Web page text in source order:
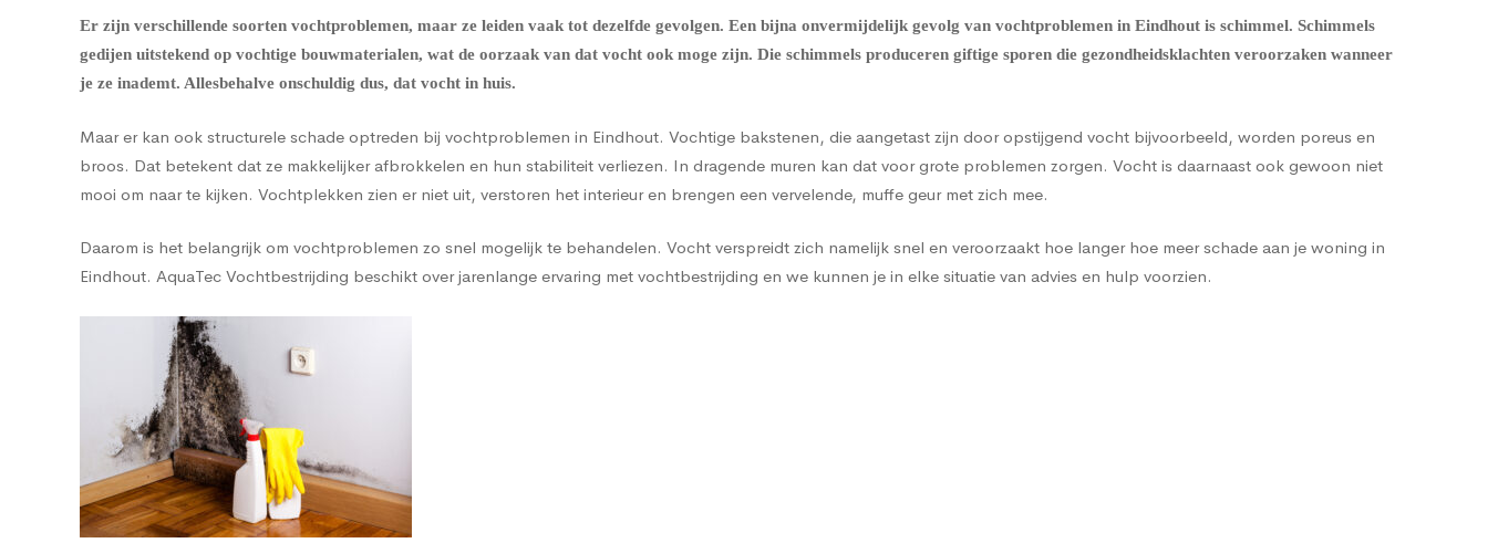
Er zijn verschillende soorten vochtproblemen, maar ze leiden vaak tot dezelfde gevolgen. Een bijna onvermijdelijk gevolg van vochtproblemen in Eindhout is schimmel. Schimmels
gedijen uitstekend op vochtige bouwmaterialen, wat de oorzaak van dat vocht ook moge zijn. Die schimmels produceren giftige sporen die gezondheidsklachten veroorzaken wanneer
je ze inademt. Allesbehalve onschuldig dus, dat vocht in huis.
Maar er kan ook structurele schade optreden bij vochtproblemen in Eindhout. Vochtige bakstenen, die aangetast zijn door opstijgend vocht bijvoorbeeld, worden poreus en
broos. Dat betekent dat ze makkelijker afbrokkelen en hun stabiliteit verliezen. In dragende muren kan dat voor grote problemen zorgen. Vocht is daarnaast ook gewoon niet
mooi om naar te kijken. Vochtplekken zien er niet uit, verstoren het interieur en brengen een vervelende, muffe geur met zich mee.
Daarom is het belangrijk om vochtproblemen zo snel mogelijk te behandelen. Vocht verspreidt zich namelijk snel en veroorzaakt hoe langer hoe meer schade aan je woning in
Eindhout. AquaTec Vochtbestrijding beschikt over jarenlange ervaring met vochtbestrijding en we kunnen je in elke situatie van advies en hulp voorzien.